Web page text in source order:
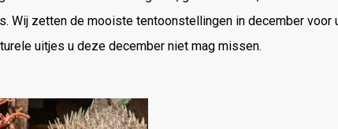
Wij zetten de mooiste tentoonstellingen in december voor
uitjes u deze december niet mag missen.